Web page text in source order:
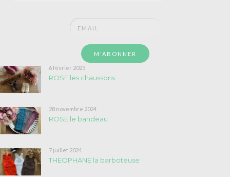
6 février 2025
ROSE les chaussons
28 novembre 2024
ROSE le bandeau
7 juillet 2024
THEOPHANE la barboteuse